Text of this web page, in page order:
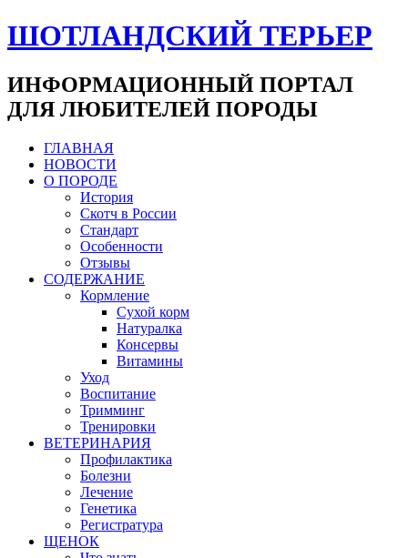
ШОТЛАНДСКИЙ ТЕРЬЕР
ИНФОРМАЦИОННЫЙ ПОРТАЛ
ДЛЯ ЛЮБИТЕЛЕЙ ПОРОДЫ
ГЛАВНАЯ
НОВОСТИ
О ПОРОДЕ
История
Скотч в России
Стандарт
Особенности
Отзывы
СОДЕРЖАНИЕ
Кормление
Сухой корм
Натуралка
Консервы
Витамины
Уход
Воспитание
Тримминг
Тренировки
ВЕТЕРИНАРИЯ
Профилактика
Болезни
Лечение
Генетика
Регистратура
ЩЕНОК